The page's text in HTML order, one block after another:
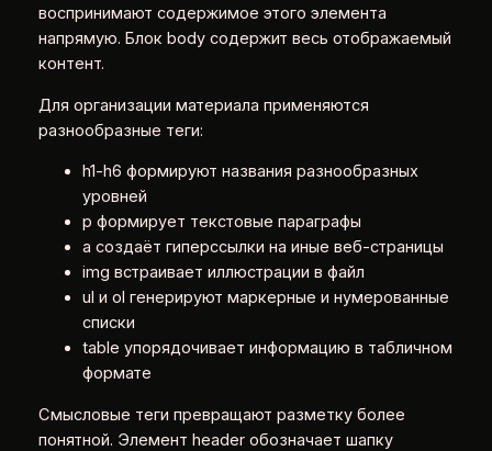
воспринимают содержимое этого элемента
напрямую. Блок body содержит весь отображаемый
контент.
Для организации материала применяются
разнообразные теги:
h1-h6 формируют названия разнообразных
уровней
p формирует текстовые параграфы
a создаёт гиперссылки на иные веб-страницы
img встраивает иллюстрации в файл
ul и ol генерируют маркерные и нумерованные
списки
table упорядочивает информацию в табличном
формате
Смысловые теги превращают разметку более
понятной. Элемент header обозначает шапку